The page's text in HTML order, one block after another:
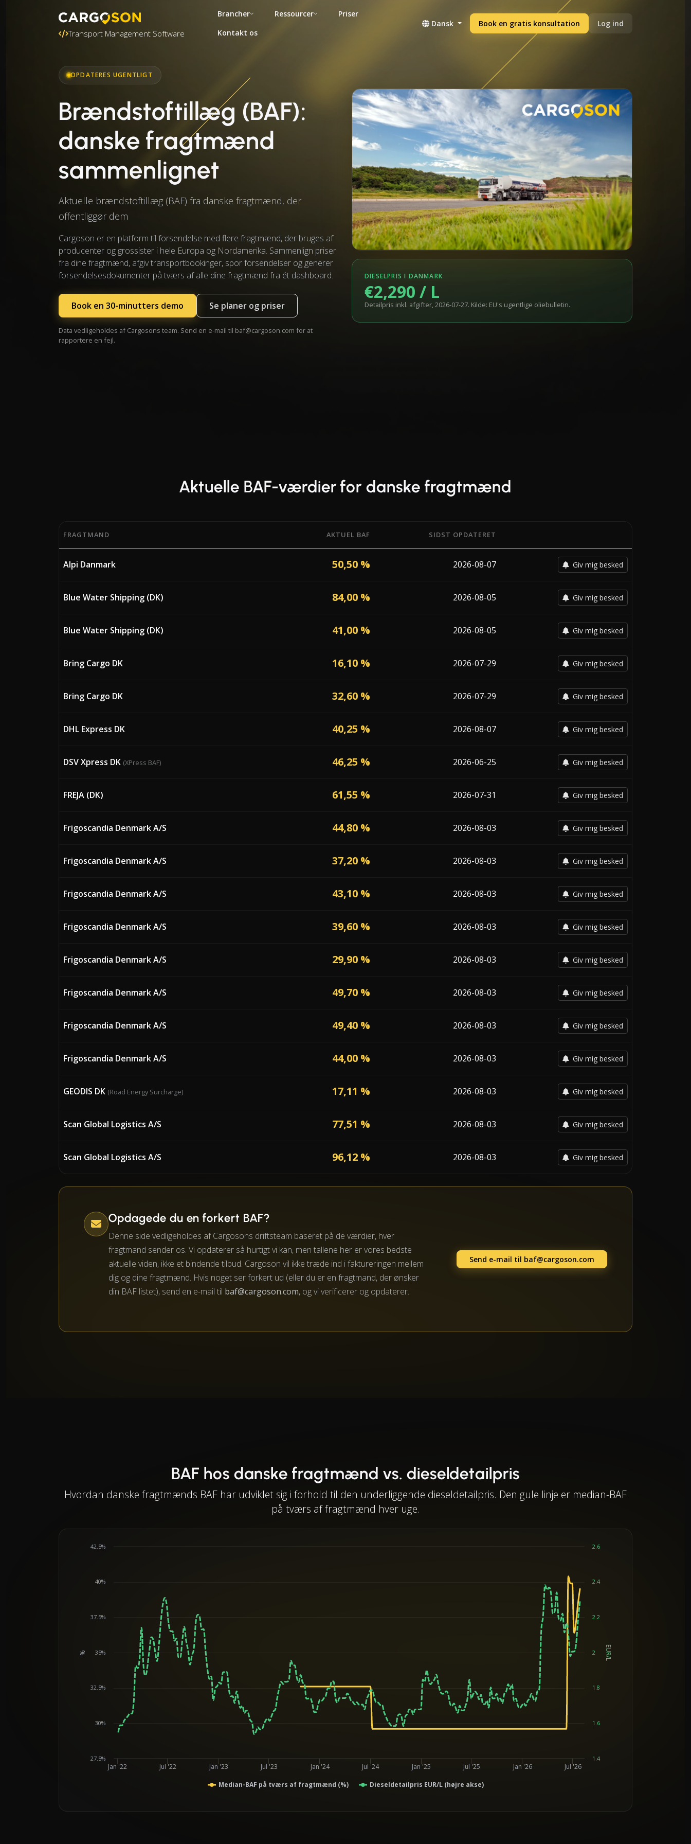
Transport Management Software
Brancher Ressourcer
Priser
Kontakt os
Dansk Book en gratis konsultation Log ind
OPDATERES UGENTLIGT
Brændstoftillæg (BAF):
danske fragtmænd
sammenlignet
Aktuelle brændstoftillæg (BAF) fra danske fragtmænd, der
offentliggør dem
Cargoson er en platform til forsendelse med flere fragtmænd, der bruges af
producenter og grossister i hele Europa og Nordamerika. Sammenlign priser
fra dine fragtmænd, afgiv transportbookinger, spor forsendelser og generer
forsendelses­dokumenter på tværs af alle dine fragtmænd fra ét dashboard.
Book en 30-minutters demo Se planer og priser
Data vedligeholdes af Cargosons team. Send en e-mail til baf@cargoson.com for at
rapportere en fejl.
DIESELPRIS I DANMARK
€2,290 / L
Detailpris inkl. afgifter, 2026-07-27. Kilde: EU's ugentlige oliebulletin.
Aktuelle BAF-værdier for danske fragtmænd
Aktuelle BAF-procenter (Bunker Adjustment Factor) fra 19 fragtmænd, der opererer i Danmark, med datoen for hver fragtmands seneste ændring.
FRAGTMAND AKTUEL BAF SIDST OPDATERET
Alpi Danmark 50,50 % 2026-08-07 Giv mig besked
Blue Water Shipping (DK) 84,00 % 2026-08-05 Giv mig besked
Blue Water Shipping (DK) 41,00 % 2026-08-05 Giv mig besked
Bring Cargo DK 16,10 % 2026-07-29 Giv mig besked
Bring Cargo DK 32,60 % 2026-07-29 Giv mig besked
DHL Express DK 40,25 % 2026-08-07 Giv mig besked
DSV Xpress DK (XPress BAF) 46,25 % 2026-06-25 Giv mig besked
FREJA (DK) 61,55 % 2026-07-31 Giv mig besked
Frigoscandia Denmark A/S 44,80 % 2026-08-03 Giv mig besked
Frigoscandia Denmark A/S 37,20 % 2026-08-03 Giv mig besked
Frigoscandia Denmark A/S 43,10 % 2026-08-03 Giv mig besked
Frigoscandia Denmark A/S 39,60 % 2026-08-03 Giv mig besked
Frigoscandia Denmark A/S 29,90 % 2026-08-03 Giv mig besked
Frigoscandia Denmark A/S 49,70 % 2026-08-03 Giv mig besked
Frigoscandia Denmark A/S 49,40 % 2026-08-03 Giv mig besked
Frigoscandia Denmark A/S 44,00 % 2026-08-03 Giv mig besked
GEODIS DK (Road Energy Surcharge) 17,11 % 2026-08-03 Giv mig besked
Scan Global Logistics A/S 77,51 % 2026-08-03 Giv mig besked
Scan Global Logistics A/S 96,12 % 2026-08-03 Giv mig besked
Opdagede du en forkert BAF?
Denne side vedligeholdes af Cargosons driftsteam baseret på de værdier, hver
fragtmand sender os. Vi opdaterer så hurtigt vi kan, men tallene her er vores bedste
aktuelle viden, ikke et bindende tilbud. Cargoson vil ikke træde ind i faktureringen mellem
dig og dine fragtmænd. Hvis noget ser forkert ud (eller du er en fragtmand, der ønsker
din BAF listet), send en e-mail til baf@cargoson.com, og vi verificerer og opdaterer.
Send e-mail til baf@cargoson.com
BAF hos danske fragtmænd vs. dieseldetailpris
Hvordan danske fragtmænds BAF har udviklet sig i forhold til den underliggende dieseldetailpris. Den gule linje er median-BAF
på tværs af fragtmænd hver uge.
% EUR/L
Median-BAF på tværs af fragtmænd (%) Dieseldetailpris EUR/L (højre akse)
Jan '22 Jul '22 Jan '23 Jul '23 Jan '24 Jul '24 Jan '25 Jul '25 Jan '26 Jul '26
27.5%
30%
32.5%
35%
37.5%
40%
42.5%
1.4
1.6
1.8
2
2.2
2.4
2.6